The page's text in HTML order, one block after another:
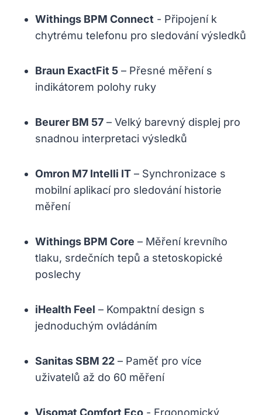
Withings ‌BPM Connect ⁤- Připojení k
chytrému telefonu pro sledování výsledků
Braun ExactFit 5 – Přesné měření s
indikátorem polohy ruky
Beurer BM 57 – Velký barevný displej pro
snadnou interpretaci výsledků
Omron M7 Intelli IT – Synchronizace s
mobilní⁢ aplikací pro sledování historie
měření
Withings ‍BPM Core – Měření krevního
tlaku, srdečních tepů⁢ a stetoskopické
poslechy
iHealth Feel – Kompaktní design s
jednoduchým ovládáním
Sanitas SBM 22 – Paměť pro více
uživatelů až do 60 ​měření
Visomat Comfort Eco -⁢ Ergonomický